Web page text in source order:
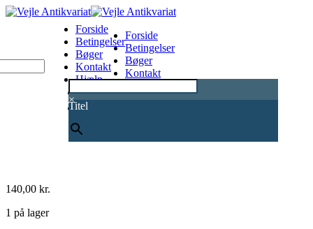
×
Titel
Forside
Betingelser
Bøger
Kontakt
Hjælp
0
Forside
Betingelser
Bøger
Kontakt
140,00 kr.
1 på lager